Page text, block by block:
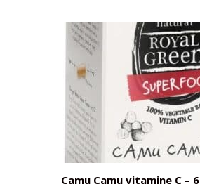
Camu Camu vitamine C –